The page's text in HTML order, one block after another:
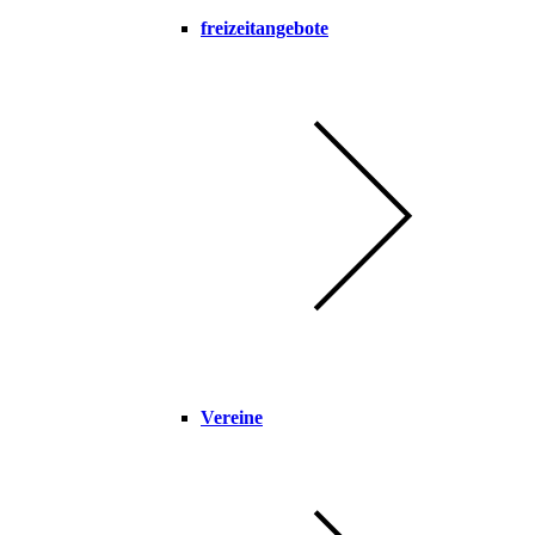
freizeitangebote
Vereine